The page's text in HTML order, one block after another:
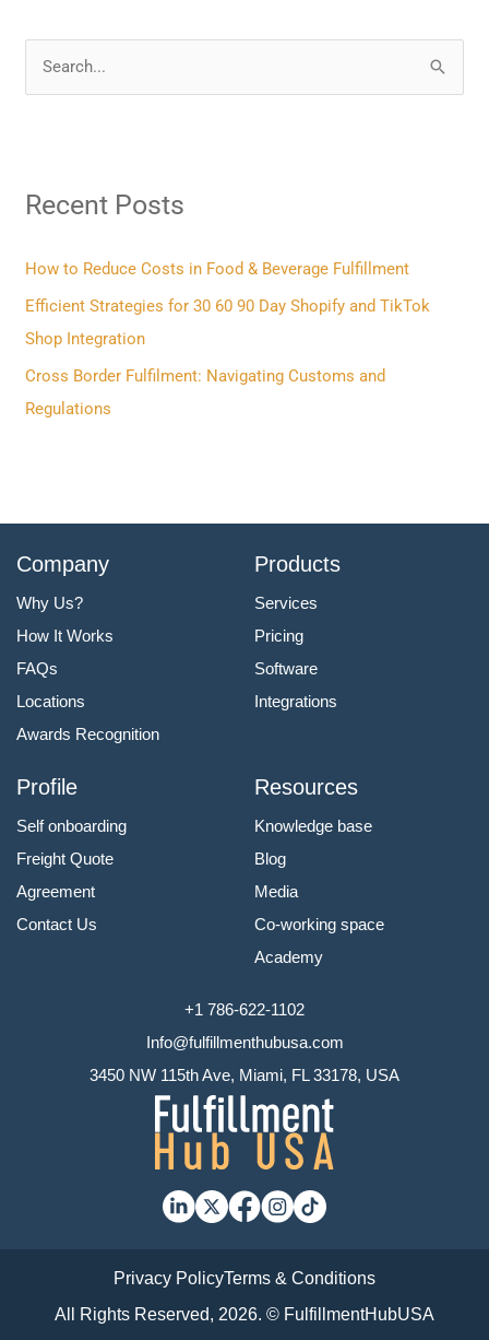
c
f
o
r
:
Recent Posts
How to Reduce Costs in Food & Beverage Fulfillment
Efficient Strategies for 30 60 90 Day Shopify and TikTok
Shop Integration
Cross Border Fulfilment: Navigating Customs and
Regulations
Company
Why Us?
How It Works
FAQs
Locations
Awards Recognition
Products
Services
Pricing
Software
Integrations
Profile
Self onboarding
Freight Quote
Agreement
Contact Us
Resources
Knowledge base
Blog
Media
Co-working space
Academy
+1 786-622-1102
Info@fulfillmenthubusa.com
3450 NW 115th Ave, Miami, FL 33178, USA
Privacy PolicyTerms & Conditions
All Rights Reserved, 2026. © FulfillmentHubUSA